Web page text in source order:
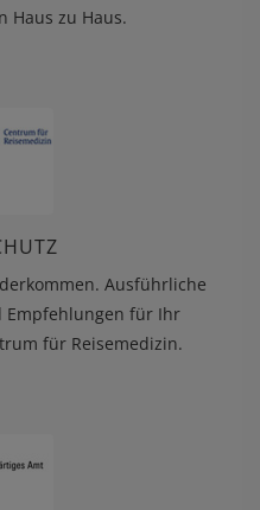
Haus zu Haus.
Ausführliche
für Ihr
für Reisemedizin.